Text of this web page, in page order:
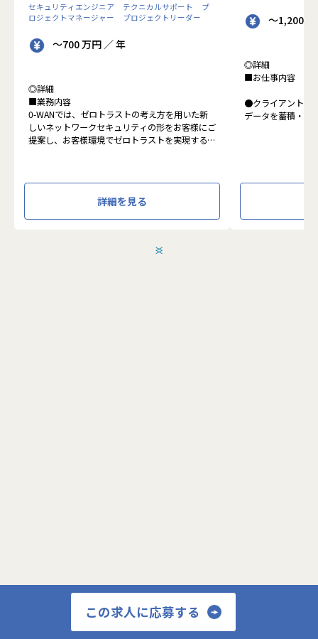
セキュリティエンジニア テクニカルサポート
プ
ロジェクトマネージャー
プロジェクトリーダー
～700 万円 ／ 年
◎詳細
■業務内容
0-WANでは、ゼロトラストの考え方を用いた新
しいネットワークセキュリティの形をお客様にご
提案し、お客様環境でゼロトラストを実現するた
本求人で採用する方には、テクニカルサポートや
エンジニアとしての高いスキルに加えて、チャレ
テクニカルサポートチームのとりまとめ役として
案件数が伸びていく中でPM/PLとして品質の高い
案件遂行とチームメンバーを牽引いただく仲間を
詳細を見る
～1,200
◎詳細
■お仕事内容
●クライアントの
データを蓄積・加
って頂きます。
＜
＞
この求人に応募する